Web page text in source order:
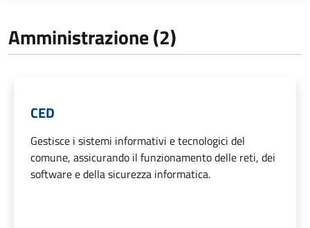
Amministrazione (2)
CED
Gestisce i sistemi informativi e tecnologici del
comune, assicurando il funzionamento delle reti, dei
software e della sicurezza informatica.